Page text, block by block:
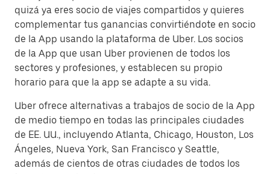
quizá ya eres socio de viajes compartidos y quieres
complementar tus ganancias convirtiéndote en socio
de la App usando la plataforma de Uber. Los socios
de la App que usan Uber provienen de todos los
sectores y profesiones, y establecen su propio
horario para que la app se adapte a su vida.
Uber ofrece alternativas a trabajos de socio de la App
de medio tiempo en todas las principales ciudades
de EE. UU., incluyendo Atlanta, Chicago, Houston, Los
Ángeles, Nueva York, San Francisco y Seattle,
además de cientos de otras ciudades de todos los